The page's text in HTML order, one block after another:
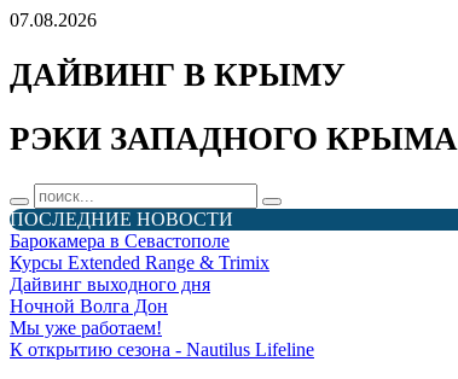
07.08.2026
ДАЙВИНГ В КРЫМУ
РЭКИ ЗАПАДНОГО КРЫМА
ПОСЛЕДНИЕ НОВОСТИ
Барокамера в Севастополе
Курсы Extended Range & Trimix
Дайвинг выходного дня
Ночной Волга Дон
Мы уже работаем!
К открытию сезона - Nautilus Lifeline